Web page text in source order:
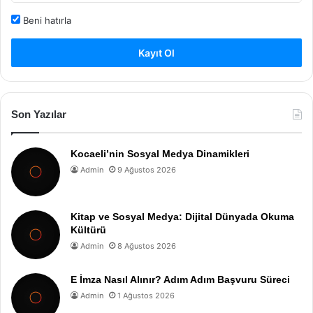
Beni hatırla
Kayıt Ol
Son Yazılar
Kocaeli’nin Sosyal Medya Dinamikleri
Admin 9 Ağustos 2026
Kitap ve Sosyal Medya: Dijital Dünyada Okuma
Kültürü
Admin 8 Ağustos 2026
E İmza Nasıl Alınır? Adım Adım Başvuru Süreci
Admin 1 Ağustos 2026